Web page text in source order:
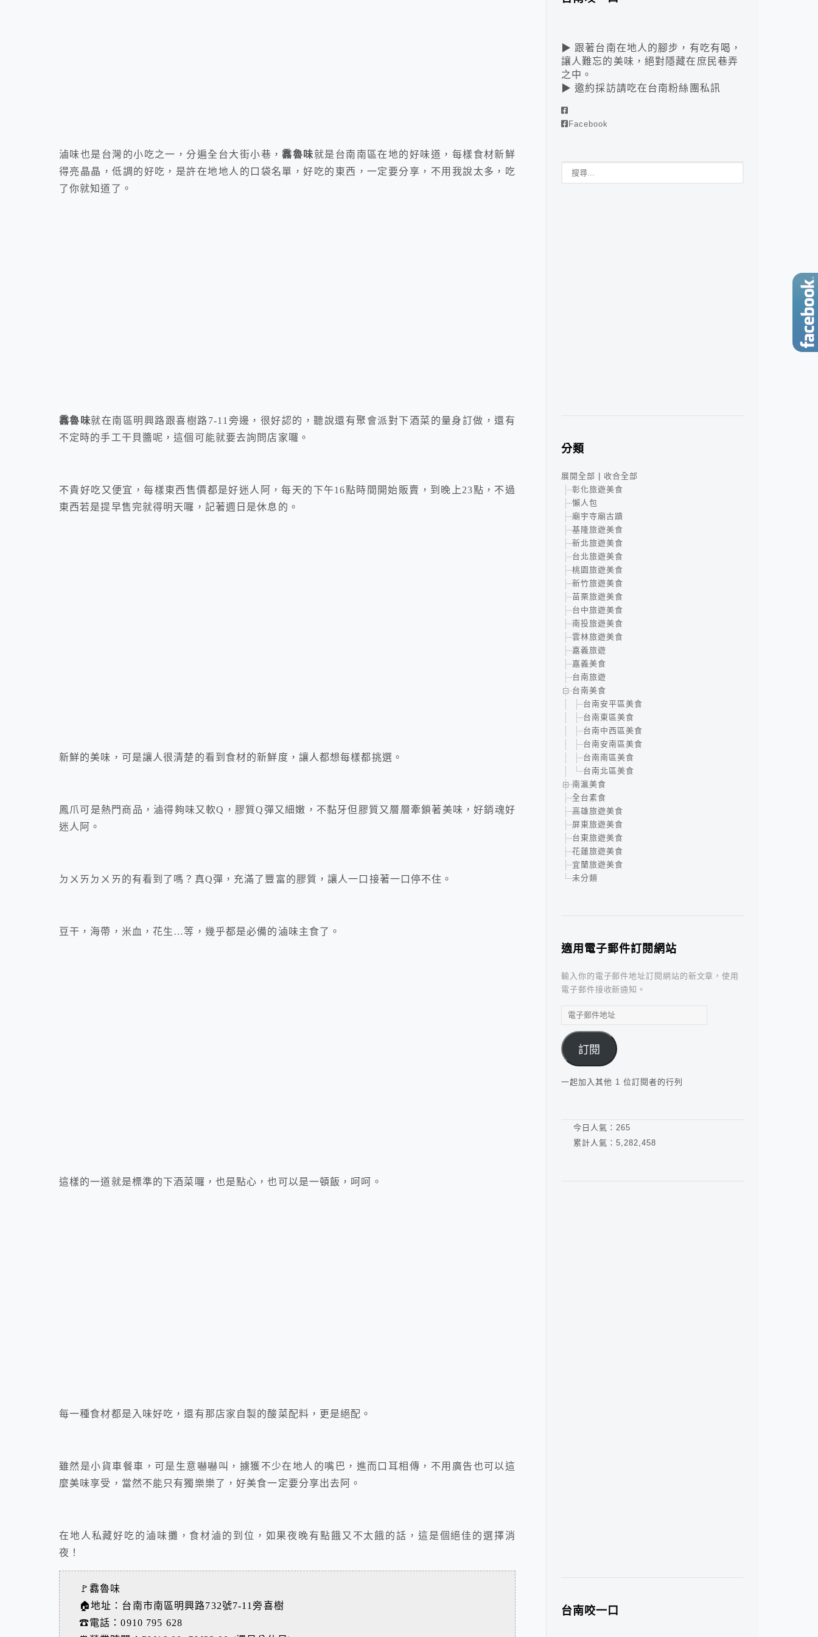
滷味也是台灣的小吃之一，分遍全台大街小巷，馫魯味就是台南南區在地的好味道，每樣食材新鮮
得亮晶晶，低調的好吃，是許在地地人的口袋名單，好吃的東西，一定要分享，不用我說太多，吃
了你就知道了。
馫魯味就在南區明興路跟喜樹路7-11旁邊，很好認的，聽說還有聚會派對下酒菜的量身訂做，還有
不定時的手工干貝醬呢，這個可能就要去詢問店家囉。
不貴好吃又便宜，每樣東西售價都是好迷人阿，每天的下午16點時間開始販賣，到晚上23點，不過
東西若是提早售完就得明天囉，記著週日是休息的。
新鮮的美味，可是讓人很清楚的看到食材的新鮮度，讓人都想每樣都挑選。
鳳爪可是熱門商品，滷得夠味又軟Q，膠質Q彈又細嫩，不黏牙但膠質又層層牽鎖著美味，好銷魂好
迷人阿。
ㄉㄨㄞㄉㄨㄞ的有看到了嗎？真Q彈，充滿了豐富的膠質，讓人一口接著一口停不住。
豆干，海帶，米血，花生…等，幾乎都是必備的滷味主食了。
這樣的一道就是標準的下酒菜囉，也是點心，也可以是一頓飯，呵呵。
每一種食材都是入味好吃，還有那店家自製的酸菜配料，更是絕配。
雖然是小貨車餐車，可是生意嚇嚇叫，擄獲不少在地人的嘴巴，進而口耳相傳，不用廣告也可以這
麼美味享受，當然不能只有獨樂樂了，好美食一定要分享出去阿。
在地人私藏好吃的滷味攤，食材滷的到位，如果夜晚有點餓又不太餓的話，這是個絕佳的選擇消
夜！
🚩馫魯味
🏠地址：台南市南區明興路732號7-11旁喜樹
☎電話：0910 795 628
▶ 跟著台南在地人的腳步，有吃有喝，
讓人難忘的美味，絕對隱藏在庶民巷弄
之中。
▶ 邀約採訪請吃在台南粉絲團私訊
Facebook
分類
展開全部
收合全部
彰化旅遊美食
懶人包
廟宇寺廟古蹟
基隆旅遊美食
新北旅遊美食
台北旅遊美食
桃園旅遊美食
新竹旅遊美食
苗栗旅遊美食
台中旅遊美食
南投旅遊美食
雲林旅遊美食
嘉義旅遊
嘉義美食
台南旅遊
台南美食
台南安平區美食
台南東區美食
台南中西區美食
台南安南區美食
台南南區美食
台南北區美食
南瀛美食
全台素食
高雄旅遊美食
屏東旅遊美食
台東旅遊美食
花蓮旅遊美食
宜蘭旅遊美食
未分類
適用電子郵件訂閱網站
輸入你的電子郵件地址訂閱網站的新文章，使用
電子郵件接收新通知。
電
郵
件
地
址
訂閱
一起加入其他 1 位訂閱者的行列
今日人氣： 265
累計人氣： 5,282,458
台南咬一口